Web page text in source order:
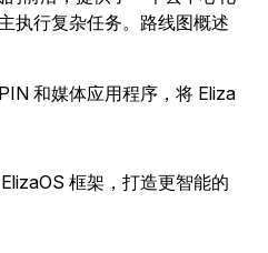
执行复杂任务。 路线图概述
和媒体应用程序，将 Eliza
ElizaOS 框架，打造更智能的